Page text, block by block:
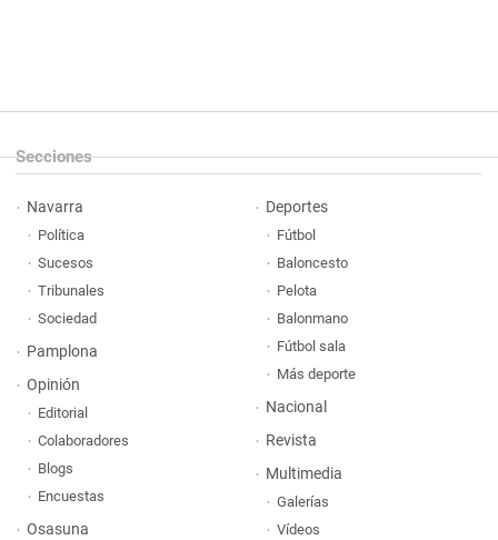
Secciones
Navarra
Política
Sucesos
Tribunales
Sociedad
Pamplona
Opinión
Editorial
Colaboradores
Blogs
Encuestas
Osasuna
Deportes
Fútbol
Baloncesto
Pelota
Balonmano
Fútbol sala
Más deporte
Nacional
Revista
Multimedia
Galerías
Vídeos